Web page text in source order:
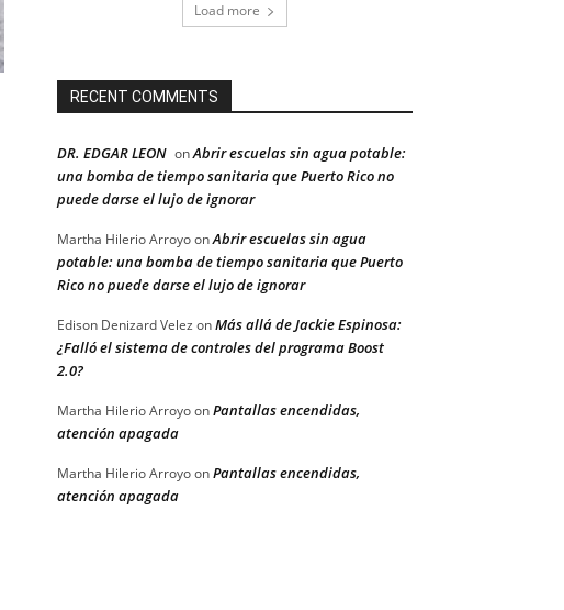
Load more
RECENT COMMENTS
DR. EDGAR LEON onAbrir escuelas sin agua potable:
una bomba de tiempo sanitaria que Puerto Rico no
puede darse el lujo de ignorar
Martha Hilerio ArroyoonAbrir escuelas sin agua
potable: una bomba de tiempo sanitaria que Puerto
Rico no puede darse el lujo de ignorar
Edison Denizard Velez onMás allá de Jackie Espinosa:
¿Falló el sistema de controles del programa Boost
2.0?
Martha Hilerio ArroyoonPantallas encendidas,
atención apagada
Martha Hilerio ArroyoonPantallas encendidas,
atención apagada